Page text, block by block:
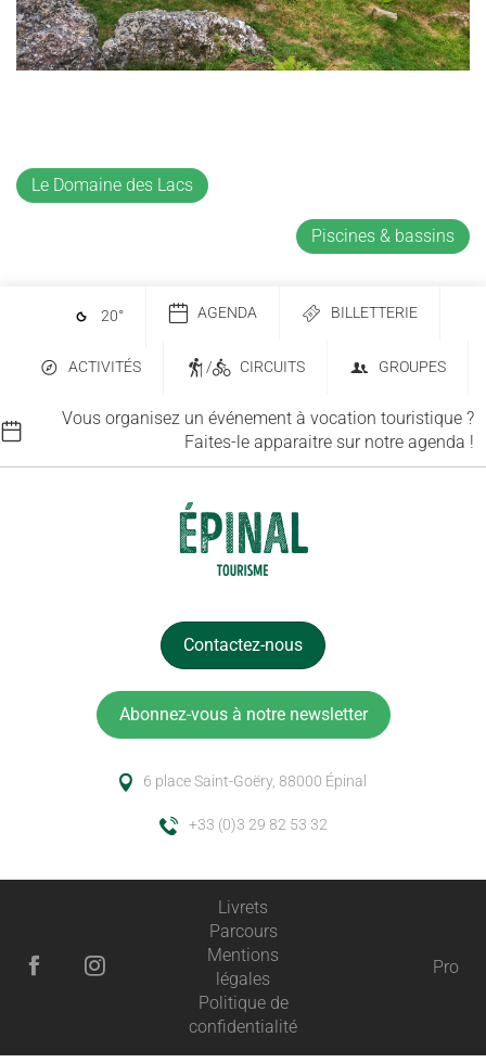
Le Domaine des Lacs
Piscines & bassins
20° AGENDA BILLETTERIE
ACTIVITÉS / CIRCUITS GROUPES
Vous organisez un événement à vocation touristique ?
Faites-le apparaitre sur notre agenda !
Contactez-nous
Abonnez-vous à notre newsletter
6 place Saint-Goëry, 88000 Épinal
+33 (0)3 29 82 53 32
Livrets
Parcours
Mentions
légales
Politique de
confidentialité
Pro